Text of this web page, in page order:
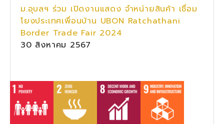
ม.อุบลฯ ร่วม เปิดงานแสดง จำหน่ายสินค้า เชื่อม
โยงประเทศเพื่อนบ้าน UBON Ratchathani
Border Trade Fair 2024
30 สิงหาคม 2567